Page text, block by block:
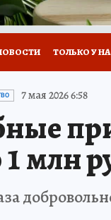
ТОЛЬКО У
РОССИЯ
7 мая 2026 6:58
1 млн